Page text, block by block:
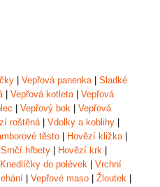
Vepřová panenka| Sladké
| Vepřová kotleta| Vepřová
Vepřový bok
Vepřová
roštěná| Vdolky a koblihy
těsto Hovězí kližka|
Srnčí hřbety Hovězí krk
Knedlíčky do polévek
Vrchní
Vepřové maso Žloutek